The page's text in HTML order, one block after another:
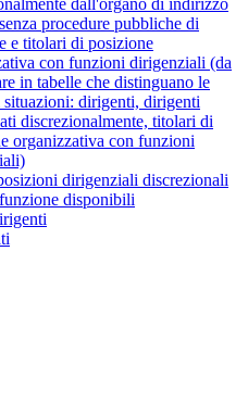
dall'organo di indirizzo
procedure pubbliche di
e titolari di posizione
con funzioni dirigenziali (da
in tabelle che distinguano le
situazioni: dirigenti, dirigenti
discrezionalmente, titolari di
organizzativa con funzioni
dirigenziali discrezionali
disponibili